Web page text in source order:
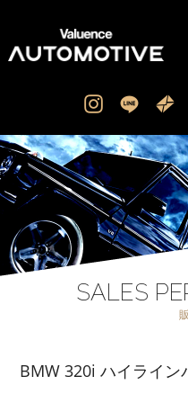
公式ブログ
新車・中古車販売
注文販売
点検修理・車検
SALES
BMW 320i ハイライン